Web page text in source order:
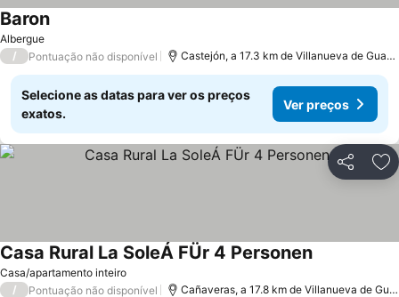
Albergue
BaronVer preços
/ Pontuação não disponível Castejón, a 17.3 km de Villanueva de
Selecione as datas para ver os preços
exatos.
Ver preços
Partilhar
Casa/apartamento inteiro
Casa Rural La SoleÁ FÜr 4 PersonenVer preços
/ Pontuação não disponível Cañaveras, a 17.8 km de Villanueva de